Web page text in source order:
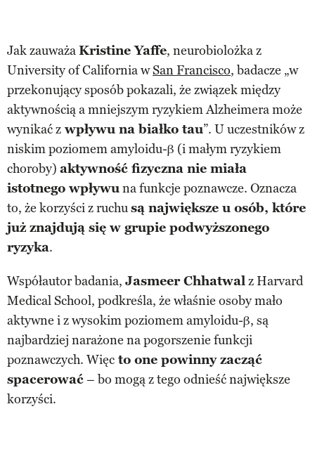
Jak zauważaKristine Yaffe, neurobiolożka z
University of California wSan Francisco, badacze „w
przekonujący sposób pokazali, że związek między
aktywnością a mniejszym ryzykiem Alzheimera może
wynikać z wpływu na białko tau”. U uczestników z
niskim poziomem amyloidu-β (i małym ryzykiem
choroby) aktywność fizyczna nie miała
istotnego wpływuna funkcje poznawcze. Oznacza
to, że korzyści z ruchusą największe u osób, które
już znajdują się w grupie podwyższonego
ryzyka.
Współautor badania, Jasmeer Chhatwalz Harvard
Medical School, podkreśla, że właśnie osoby mało
aktywne i z wysokim poziomem amyloidu-β, są
najbardziej narażone na pogorszenie funkcji
poznawczych. Więc to one powinny zacząć
spacerować– bo mogą z tego odnieść największe
korzyści.